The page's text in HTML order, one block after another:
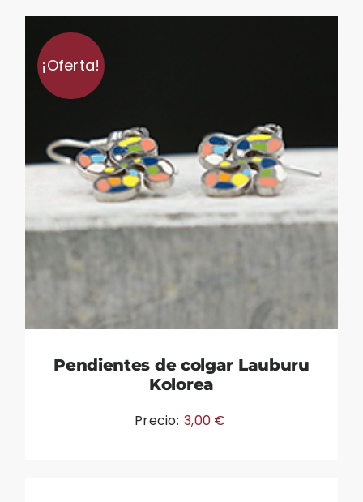
¡Oferta!
Pendientes de colgar Lauburu
Kolorea
Precio: 3,00 €